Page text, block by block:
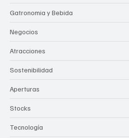
Gatronomia y Bebida
Negocios
Atracciones
Sostenibilidad
Aperturas
Stocks
Tecnología